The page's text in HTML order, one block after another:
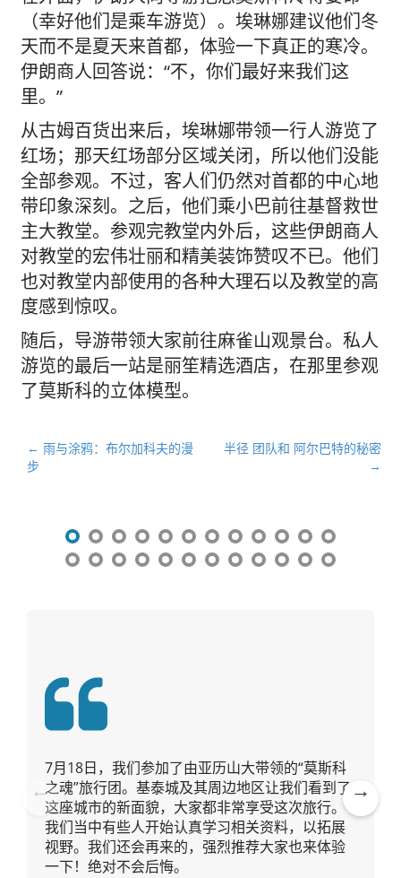
（幸好他们是乘车游览）。埃琳娜建议他们冬
天而不是夏天来首都，体验一下真正的寒冷。
伊朗商人回答说：“不，你们最好来我们这
里。”
从古姆百货出来后，埃琳娜带领一行人游览了
红场；那天红场部分区域关闭，所以他们没能
全部参观。不过，客人们仍然对首都的中心地
带印象深刻。之后，他们乘小巴前往基督救世
主大教堂。参观完教堂内外后，这些伊朗商人
对教堂的宏伟壮丽和精美装饰赞叹不已。他们
也对教堂内部使用的各种大理石以及教堂的高
度感到惊叹。
随后，导游带领大家前往麻雀山观景台。私人
游览的最后一站是丽笙精选酒店，在那里参观
了莫斯科的立体模型。
文
章
← 雨与涂鸦：布尔加科夫的漫
步
半径 团队和 阿尔巴特的秘密
→
Pre
vio
us
7月18日，我们参加了由亚历山大带领的“莫斯科
之魂”旅行团。基泰城及其周边地区让我们看到了
这座城市的新面貌，大家都非常享受这次旅行。
我们当中有些人开始认真学习相关资料，以拓展
视野。我们还会再来的，强烈推荐大家也来体验
一下！绝对不会后悔。
Ne